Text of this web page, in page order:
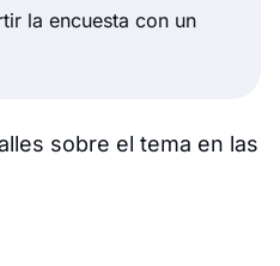
la encuesta con un
sobre el tema en las